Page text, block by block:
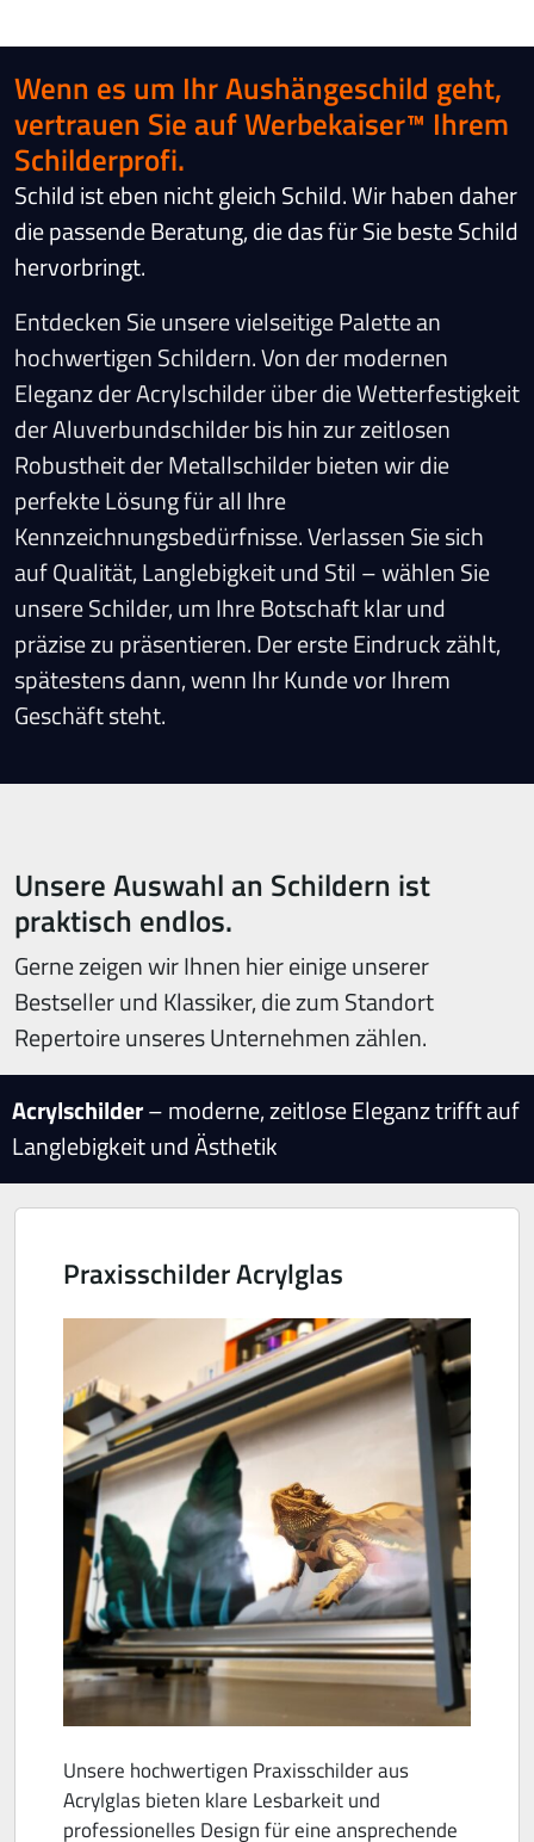
Wenn es um Ihr Aushängeschild geht,
vertrauen Sie auf Werbekaiser™ Ihrem
Schilderprofi.
Schild ist eben nicht gleich Schild. Wir haben daher
die passende Beratung, die das für Sie beste Schild
hervorbringt.
Entdecken Sie unsere vielseitige Palette an
hochwertigen Schildern. Von der modernen
Eleganz der Acrylschilder über die Wetterfestigkeit
der Aluverbundschilder bis hin zur zeitlosen
Robustheit der Metallschilder bieten wir die
perfekte Lösung für all Ihre
Kennzeichnungsbedürfnisse. Verlassen Sie sich
auf Qualität, Langlebigkeit und Stil – wählen Sie
unsere Schilder, um Ihre Botschaft klar und
präzise zu präsentieren. Der erste Eindruck zählt,
spätestens dann, wenn Ihr Kunde vor Ihrem
Geschäft steht.
Unsere Auswahl an Schildern ist
praktisch endlos.
Gerne zeigen wir Ihnen hier einige unserer
Bestseller und Klassiker, die zum Standort
Repertoire unseres Unternehmen zählen.
Acrylschilder– moderne, zeitlose Eleganz trifft auf
Langlebigkeit und Ästhetik
Praxisschilder Acrylglas
Unsere hochwertigen Praxisschilder aus
Acrylglas bieten klare Lesbarkeit und
professionelles Design für eine ansprechende